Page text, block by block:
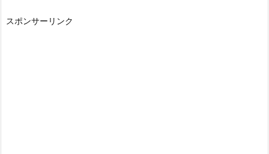
スポンサーリンク